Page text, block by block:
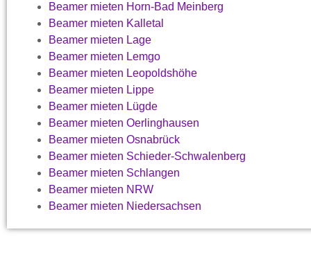
Beamer mieten Horn-Bad Meinberg
Beamer mieten Kalletal
Beamer mieten Lage
Beamer mieten Lemgo
Beamer mieten Leopoldshöhe
Beamer mieten Lippe
Beamer mieten Lügde
Beamer mieten Oerlinghausen
Beamer mieten Osnabrück
Beamer mieten Schieder-Schwalenberg
Beamer mieten Schlangen
Beamer mieten NRW
Beamer mieten Niedersachsen